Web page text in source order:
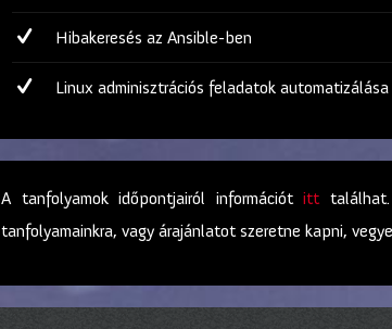
Hibakeresés az Ansible-ben
Linux adminisztrációs feladatok automatizálása
A tanfolyamok időpontjairól információtitt
tanfolyamainkra, vagy árajánlatot szeretne kapni,